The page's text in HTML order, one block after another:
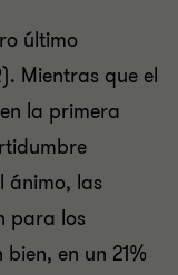
último
Mientras que el
la primera
ánimo, las
para los
en un 21%